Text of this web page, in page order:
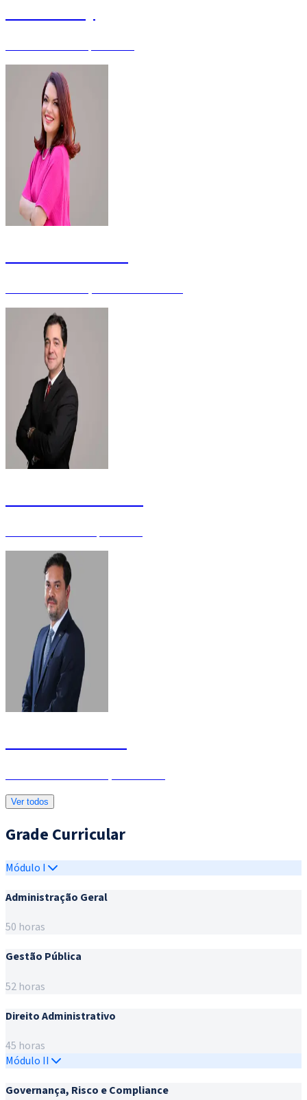
José Wesley
Julianna Moreira
Leonardo Albernaz
Ver todos
Grade Curricular
Módulo I
Administração Geral
50 horas
Gestão Pública
52 horas
Direito Administrativo
45 horas
Módulo II
Governança, Risco e Compliance